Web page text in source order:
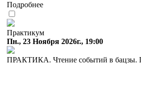
Подробнее
Практикум
Пн., 23 Ноября 2026г., 19:00
ПРАКТИКА. Чтение событий в бацзы.